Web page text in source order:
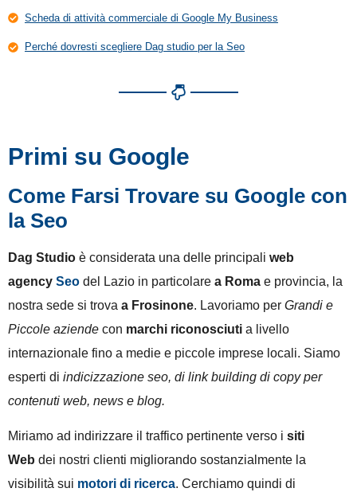
Scheda di attività commerciale di Google My Business
Perché dovresti scegliere Dag studio per la Seo
Primi su Google
Come Farsi Trovare su Google con
la Seo
Dag Studio è considerata una delle principali web
agency Seo del Lazio in particolare a Roma e provincia, la
nostra sede si trova a Frosinone. Lavoriamo per Grandi e
Piccole aziende con marchi riconosciuti a livello
internazionale fino a medie e piccole imprese locali. Siamo
esperti di indicizzazione seo, di link building di copy per
contenuti web, news e blog.
Miriamo ad indirizzare il traffico pertinente verso i siti
Web dei nostri clienti migliorando sostanzialmente la
visibilità sui motori di ricerca. Cerchiamo quindi di